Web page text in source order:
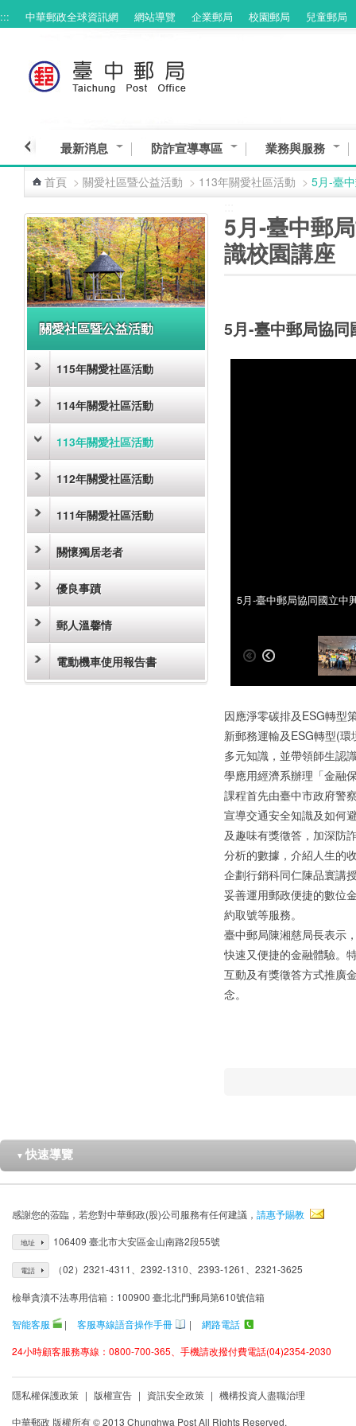
跳到主要內容區塊
::: 中華郵政全球資訊網 網站導覽 企業郵局 校園郵局 兒童郵局
最新消息 防詐宣導專區 業務與服務
首頁 > 關愛社區暨公益活動 > 113年關愛社區活動 > 5月-臺
關愛社區暨公益活動
115年關愛社區活動
114年關愛社區活動
113年關愛社區活動
112年關愛社區活動
111年關愛社區活動
關懷獨居老者
優良事蹟
郵人溫馨情
電動機車使用報告書
5月-臺中郵
識校園講座
5月-臺中郵局協
5月-臺中郵局協同國立中
5月-臺中郵局協同國立中
因應淨零碳排及ESG轉型
新郵務運輸及ESG轉型(
多元知識，並帶領師生認
學應用經濟系辦理「金融
課程首先由臺中市政府警
宣導交通安全知識及如何
及趣味有獎徵答，加深防
分析的數據，介紹人生的
企劃行銷科同仁陳品寰講
妥善運用郵政便捷的數位
約取號等服務。
臺中郵局陳湘慈局長表示
快速又便捷的金融體驗。
互動及有獎徵答方式推廣
念。
▼ 快速導覽
感謝您的蒞臨，若您對中華郵政(股)公司服務有任何建議， 請惠予賜教
地址 106409 臺北市大安區金山南路2段55號
電話 （02）2321-4311、2392-1310、2393-1261、2321-3625
檢舉貪瀆不法專用信箱：100900 臺北北門郵局第610號信箱
智能客服
| 客服專線語音操作手冊 |
網路電話
24小時顧客服務專線：0800-700-365、手機請改撥付費電話(04)2354-2030
隱私權保護政策 | 版權宣告 | 資訊安全政策 | 機構投資人盡職治理
中華郵政 版權所有 © 2013 Chunghwa Post All Rights Reserved.